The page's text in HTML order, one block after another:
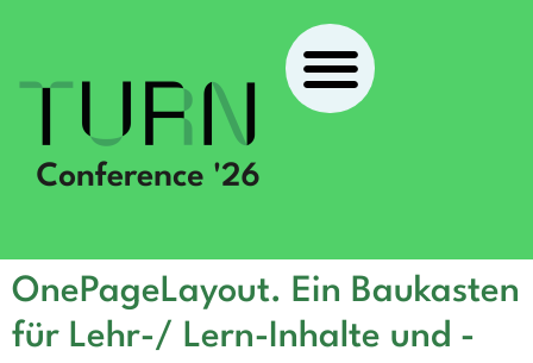
OnePageLayout. Ein Baukasten
für Lehr-/ Lern-Inhalte und -